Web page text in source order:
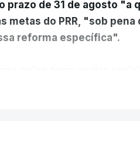
de 31 de agosto "a
do PRR, "sob pena
reforma específica".
estaremos a dar um passo